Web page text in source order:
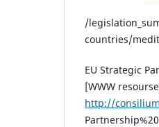
/
countries/
EU Strategic
[WWW
http://